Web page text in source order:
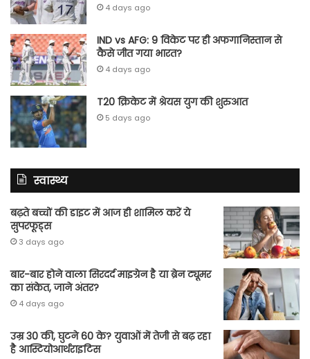
4 days ago
IND vs AFG: 9 विकेट पर ही अफगानिस्तान से
कैसे जीत गया भारत?
4 days ago
T20 क्रिकेट में श्रेयस युग की शुरुआत
5 days ago
स्वास्थ्य
बढ़ते बच्चों की डाइट में आज ही शामिल करें ये
सुपरफूड्स
3 days ago
बार-बार होने वाला सिरदर्द माइग्रेन है या ब्रेन ट्यूमर
का संकेत, जाने अंतर?
4 days ago
उम्र 30 की, घुटने 60 के? युवाओं में तेजी से बढ़ रहा
है आस्टियोआर्थराइटिस